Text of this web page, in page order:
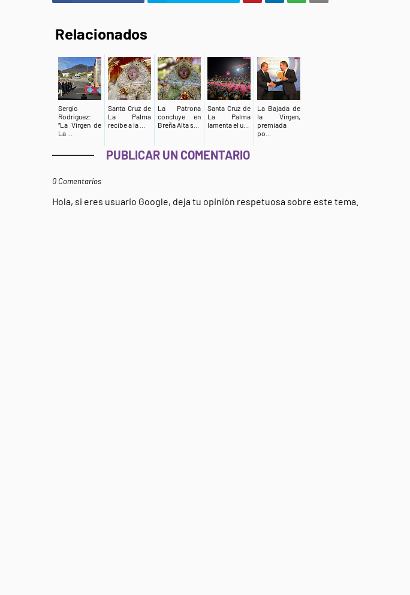
Relacionados
Sergio
Rodríguez:
“La Virgen de
La ...
Santa Cruz de
La Palma
recibe a la ...
La Patrona
concluye en
Breña Alta s...
Santa Cruz de
La Palma
lamenta el u...
La Bajada de
la Virgen,
premiada
po...
PUBLICAR UN COMENTARIO
0 Comentarios
Hola, si eres usuario Google, deja tu opinión respetuosa sobre este tema.